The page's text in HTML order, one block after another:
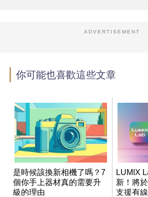
ADVERTISEMENT
你可能也喜歡這些文章
是時候該換新相機了嗎？7
個你手上器材真的需要升
級的理由
LUMIX
新！將
支援有